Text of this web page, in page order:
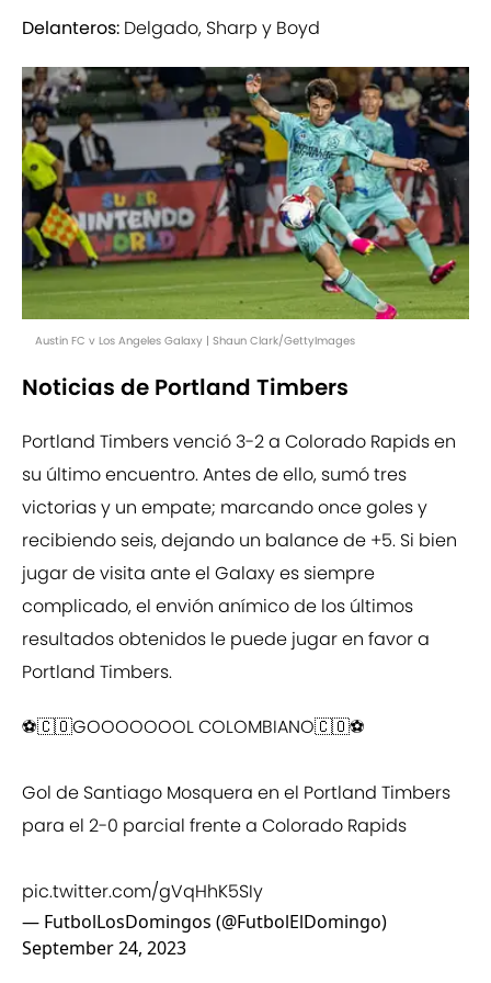
Delanteros: Delgado, Sharp y Boyd
Austin FC v Los Angeles Galaxy | Shaun Clark/GettyImages
Noticias de Portland Timbers
Portland Timbers venció 3-2 a Colorado Rapids en
su último encuentro. Antes de ello, sumó tres
victorias y un empate; marcando once goles y
recibiendo seis, dejando un balance de +5. Si bien
jugar de visita ante el Galaxy es siempre
complicado, el envión anímico de los últimos
resultados obtenidos le puede jugar en favor a
Portland Timbers.
⚽️🇨🇴GOOOOOOOL COLOMBIANO🇨🇴⚽️
Gol de Santiago Mosquera en el Portland Timbers
para el 2-0 parcial frente a Colorado Rapids
pic.twitter.com/gVqHhK5SIy
— FutbolLosDomingos (@FutbolElDomingo)
September 24, 2023